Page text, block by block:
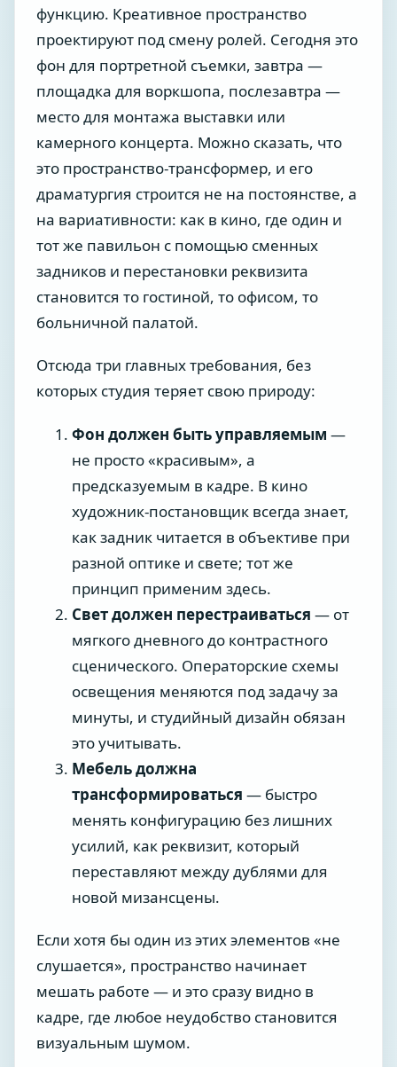
функцию. Креативное пространство
проектируют под смену ролей. Сегодня это
фон для портретной съемки, завтра —
площадка для воркшопа, послезавтра —
место для монтажа выставки или
камерного концерта. Можно сказать, что
это пространство-трансформер, и его
драматургия строится не на постоянстве, а
на вариативности: как в кино, где один и
тот же павильон с помощью сменных
задников и перестановки реквизита
становится то гостиной, то офисом, то
больничной палатой.
Отсюда три главных требования, без
которых студия теряет свою природу:
Фон должен быть управляемым —
не просто «красивым», а
предсказуемым в кадре. В кино
художник-постановщик всегда знает,
как задник читается в объективе при
разной оптике и свете; тот же
принцип применим здесь.
Свет должен перестраиваться — от
мягкого дневного до контрастного
сценического. Операторские схемы
освещения меняются под задачу за
минуты, и студийный дизайн обязан
это учитывать.
Мебель должна
трансформироваться — быстро
менять конфигурацию без лишних
усилий, как реквизит, который
переставляют между дублями для
новой мизансцены.
Если хотя бы один из этих элементов «не
слушается», пространство начинает
мешать работе — и это сразу видно в
кадре, где любое неудобство становится
визуальным шумом.